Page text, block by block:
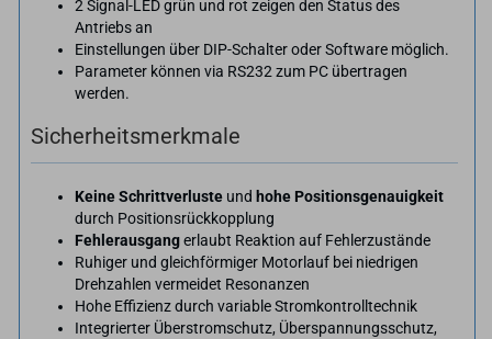
2 Signal-LED grün und rot zeigen den Status des
Antriebs an
Einstellungen über DIP-Schalter oder Software möglich.
Parameter können via RS232 zum PC übertragen
werden.
Sicherheitsmerkmale
Keine Schrittverluste und hohe Positionsgenauigkeit
durch Positionsrückkopplung
Fehlerausgangerlaubt Reaktion auf Fehlerzustände
Ruhiger und gleichförmiger Motorlauf bei niedrigen
Drehzahlen vermeidet Resonanzen
Hohe Effizienz durch variable Stromkontrolltechnik
Integrierter Überstromschutz, Überspannungsschutz,